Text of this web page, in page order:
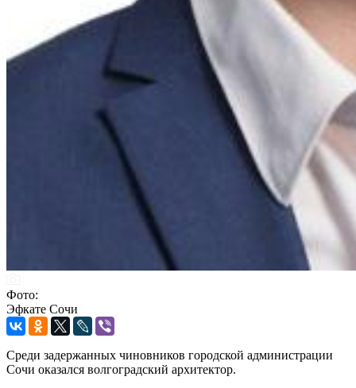
Фото:
Эфкате Сочи
Среди задержанных чиновников городской администрации
Сочи оказался волгоградский архитектор.